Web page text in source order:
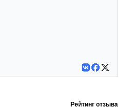
Рейтинг отзыва